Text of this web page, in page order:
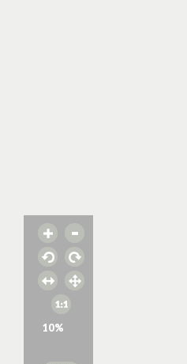
10%